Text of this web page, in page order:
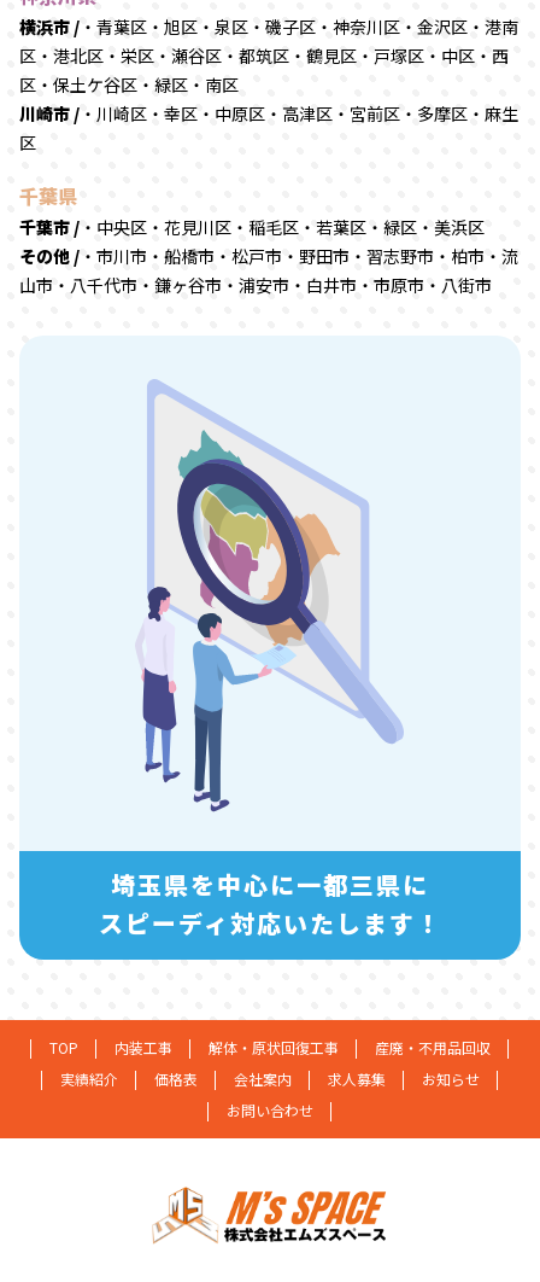
横浜市 / ・青葉区・旭区・泉区・磯子区・神奈川区・金沢区・港南
区・港北区・栄区・瀬谷区・都筑区・鶴見区・戸塚区・中区・西
区・保土ケ谷区・緑区・南区
川崎市 / ・川崎区・幸区・中原区・高津区・宮前区・多摩区・麻生
区
千葉県
千葉市 / ・中央区・花見川区・稲毛区・若葉区・緑区・美浜区
その他 / ・市川市・船橋市・松戸市・野田市・習志野市・柏市・流
山市・八千代市・鎌ヶ谷市・浦安市・白井市・市原市・八街市
埼玉県を中心に一都三県に
スピーディ対応いたします！
TOP 内装工事 解体・原状回復工事
産廃・不用品回収
実績紹介
価格表 会社案内 求人募集
お知らせ
お問い合わせ